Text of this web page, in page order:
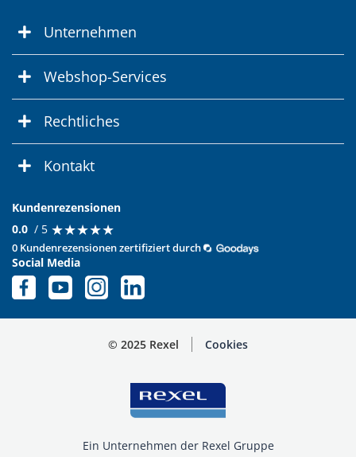
Unternehmen
Webshop-Services
Rechtliches
Kontakt
Kundenrezensionen
0.0 / 5 ★★★★★
★★★★★
0 Kundenrezensionen zertifiziert durch
Social Media
© 2025 Rexel Cookies
Ein Unternehmen der Rexel Gruppe